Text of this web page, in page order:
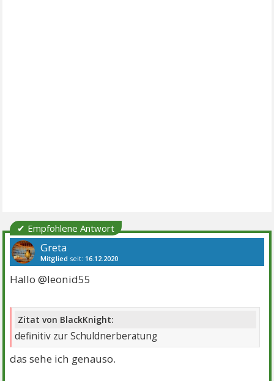
✔ Empfohlene Antwort
Greta
Mitglied seit: 16.12.2020
Hallo @leonid55
Zitat von BlackKnight:
definitiv zur Schuldnerberatung
das sehe ich genauso.